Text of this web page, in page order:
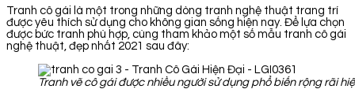
Tranh cô gái là một trong những dòng tranh nghệ thuật trang trí
được yêu thích sử dụng cho không gian sống hiện nay. Để lựa chọn
được bức tranh phù hợp, cùng tham khảo một số mẫu tranh cô gái
nghệ thuật, đẹp nhất 2021 sau đây:
Tranh vẽ cô gái được nhiều người sử dụng phổ biến rộng rãi